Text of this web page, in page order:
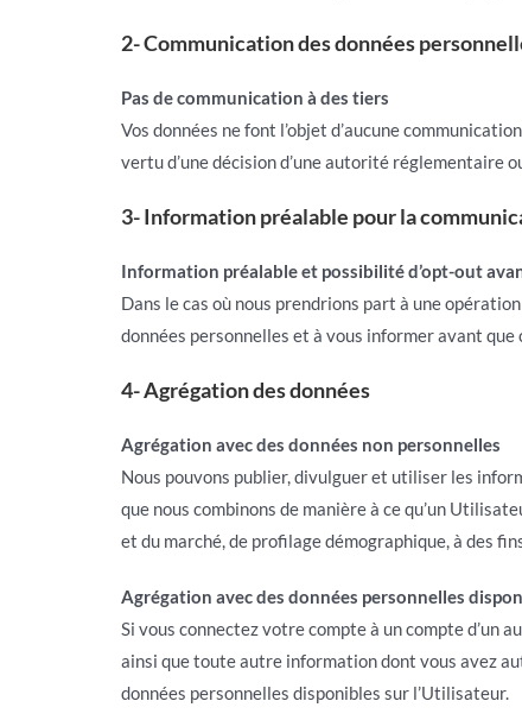
2- Communication des données
Pas de communication à des tiers
Vos données ne font l’objet d’aucune
vertu d’une décision d’une autorité réglementaire
3- Information préalable pour la
Information préalable et possibilité d’opt-out
Dans le cas où nous prendrions part à une
données personnelles et à vous informer avant
4- Agrégation des données
Agrégation avec des données non personnelles
Nous pouvons publier, divulguer et utiliser les
que nous combinons de manière à ce qu’un
et du marché, de profilage démographique, à des
Agrégation avec des données personnelles
Si vous connectez votre compte à un compte d’un
ainsi que toute autre information dont vous avez
données personnelles disponibles sur l’Utilisateur.